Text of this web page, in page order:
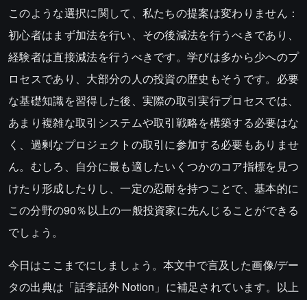
このような選択に関して、私たちの提案は変わりません：
初心者はまず加法を行い、その後減法を行うべきであり、
経験者は直接減法を行うべきです。学びは多から少へのプ
ロセスであり、大部分の人の投資の歴史もそうです。必要
な基礎知識を習得した後、実際の取引実行プロセスでは、
あまり複雑な取引システムや取引戦略を構築する必要はな
く、過剰なプロジェクトの取引に参加する必要もありませ
ん。むしろ、自分に最も適したいくつかのコア指標を見つ
けたり形成したりし、一定の忍耐を持つことで、基本的に
この分野の90％以上の一般投資家に先んじることができる
でしょう。
今日はここまでにしましょう。本文中で言及した画像/デー
タの出典は「話李話外 Notion」に補足されています。以上